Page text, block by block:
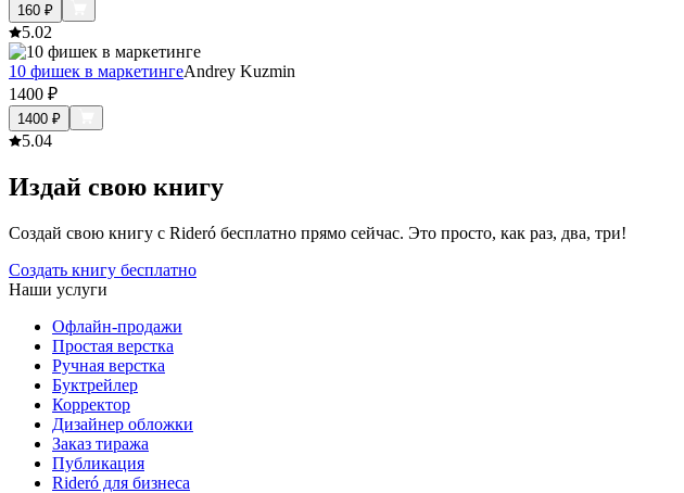
160 ₽
5.02
10 фишек в маркетингеAndrey Kuzmin
1400 ₽
1400 ₽
5.04
Издай свою книгу
Создай свою книгу с Rideró бесплатно прямо сейчас. Это просто, как раз, два, три!
Создать книгу бесплатно
Наши услуги
Офлайн-продажи
Простая верстка
Ручная верстка
Буктрейлер
Корректор
Дизайнер обложки
Заказ тиража
Публикация
Rideró для бизнеса